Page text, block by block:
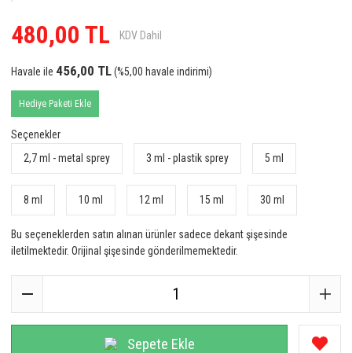
480,00 TL KDV Dahil
Havale ile 456,00 TL(%5,00 havale indirimi)
Hediye Paketi Ekle
Seçenekler
2,7 ml - metal sprey
3 ml - plastik sprey 5 ml
8 ml 10 ml 12 ml 15 ml 30 ml
Bu seçeneklerden satın alınan ürünler sadece dekant şişesinde
iletilmektedir. Orijinal şişesinde gönderilmemektedir.
Sepete Ekle